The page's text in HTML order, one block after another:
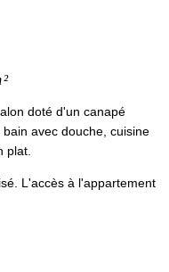
doté d'un canapé
avec douche, cuisine
plat.
L'accès à l'appartement